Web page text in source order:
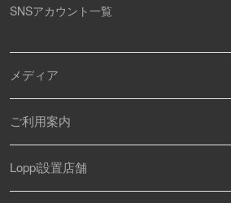
SNSアカウント一覧
メディア
ご利用案内
Loppi設置店舗